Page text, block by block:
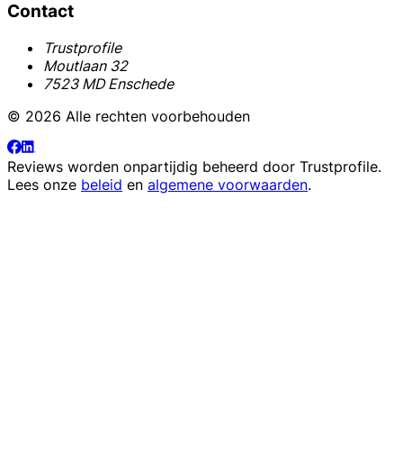
Contact
Trustprofile
Moutlaan 32
7523 MD Enschede
© 2026 Alle rechten voorbehouden
Reviews worden onpartijdig beheerd door Trustprofile.
Lees onze beleid en algemene voorwaarden.